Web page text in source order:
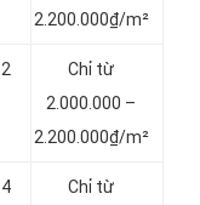
2.200.000₫/m²
Chỉ từ
2.000.000 –
2.200.000₫/m²
Chỉ từ